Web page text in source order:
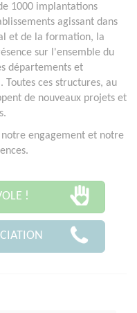
1000 implantations
agissant dans
et de la formation, la
sur l'ensemble du
départements et
ces structures, au
de nouveaux projets et
engagement et notre
!